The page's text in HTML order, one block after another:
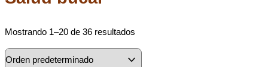
Mostrando 1–20 de 36 resultados